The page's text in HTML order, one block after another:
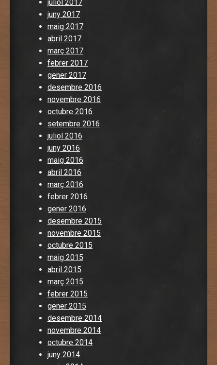
juliol 2017
juny 2017
maig 2017
abril 2017
març 2017
febrer 2017
gener 2017
desembre 2016
novembre 2016
octubre 2016
setembre 2016
juliol 2016
juny 2016
maig 2016
abril 2016
març 2016
febrer 2016
gener 2016
desembre 2015
novembre 2015
octubre 2015
maig 2015
abril 2015
març 2015
febrer 2015
gener 2015
desembre 2014
novembre 2014
octubre 2014
juny 2014